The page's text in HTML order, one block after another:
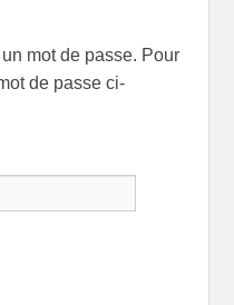
mot de passe. Pour
de passe ci-